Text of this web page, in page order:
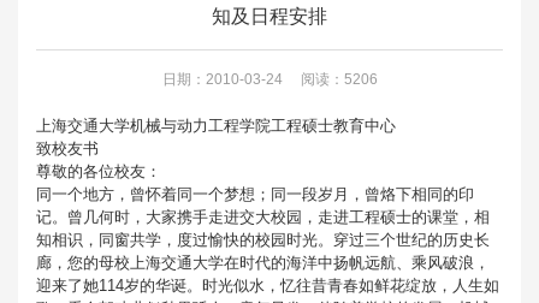
知及日程安排
日期：2010-03-24 阅读：5206
上海交通大学机械与动力工程学院工程硕士教育中心
致校友书
尊敬的各位校友：
同一个地方，曾怀着同一个梦想；同一段岁月，曾烙下相同的印
记。曾几何时，大家携手走进交大校园，走进工程硕士的课堂，相
知相识，同窗共学，度过愉快的校园时光。穿过三个世纪的历史长
廊，您的母校上海交通大学在时代的海洋中扬帆远航、乘风破浪，
迎来了她114岁的华诞。时光似水，忆往昔青春如鲜花绽放，人生如